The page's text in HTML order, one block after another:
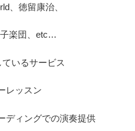
、徳留康治、
楽団、etc…
いるサービス
レッスン
グでの演奏提供